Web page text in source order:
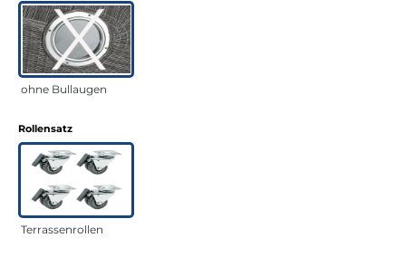
ohne Bullaugen
Rollensatzauswählen
Terrassenrollen